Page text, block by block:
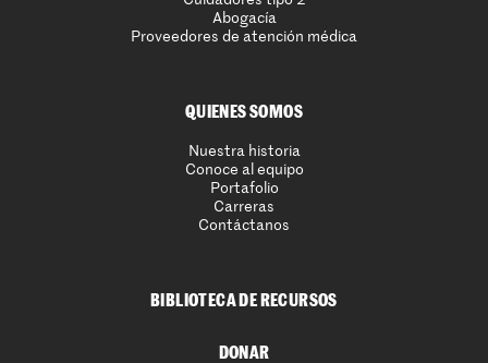
Abogacía
Proveedores de atención médica
QUIENES SOMOS
Nuestra historia
Conoce al equipo
Portafolio
Carreras
Contáctanos
BIBLIOTECA DE RECURSOS
DONAR